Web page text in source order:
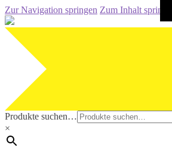
Zur Navigation springen Zum Inhalt springen
Produkte suchen…
×